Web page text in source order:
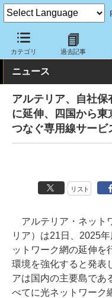
カテゴリ 過去記事
クラウド Watch ネットワ
ニュース
アルテリア、自社保
に延伸、四国から
つなぐ専用線サービ
リスト
アルテリア・ネット
リア）は21日、2025
ットワーク網の延伸を
環境を強化すると発表
アは国内の主要島であ
べてに光ネットワーク